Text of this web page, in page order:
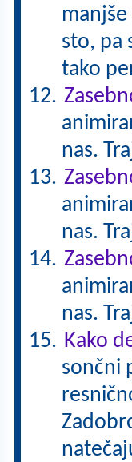
sto, pa
tako
nas.
nas.
nas.
Kako
sončni